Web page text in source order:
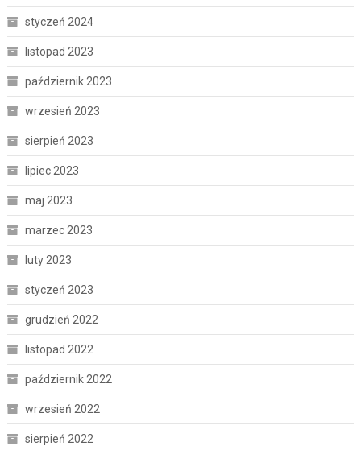
styczeń 2024
listopad 2023
październik 2023
wrzesień 2023
sierpień 2023
lipiec 2023
maj 2023
marzec 2023
luty 2023
styczeń 2023
grudzień 2022
listopad 2022
październik 2022
wrzesień 2022
sierpień 2022